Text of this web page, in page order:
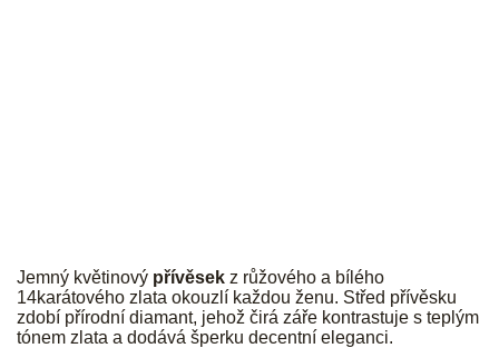
Jemný květinový přívěsek z růžového a bílého
14karátového zlata okouzlí každou ženu. Střed přívěsku
zdobí přírodní diamant, jehož čirá záře kontrastuje s teplým
tónem zlata a dodává šperku decentní eleganci.